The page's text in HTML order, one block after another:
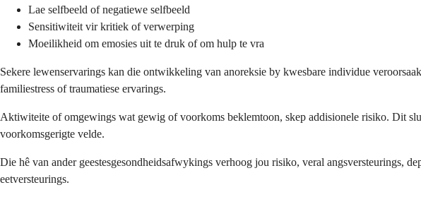
Lae selfbeeld of negatiewe selfbeeld
Sensitiwiteit vir kritiek of verwerping
Moeilikheid om emosies uit te druk of om hulp te vra
Sekere lewenservarings kan die ontwikkeling van anoreksie by kwesbare individue
familiestress of traumatiese ervarings.
Aktiwiteite of omgewings wat gewig of voorkoms beklemtoon, skep addisionele risiko. Dit
voorkomsgerigte velde.
Die hê van ander geestesgesondheidsafwykings verhoog jou risiko, veral angsversteurings,
eetversteurings.